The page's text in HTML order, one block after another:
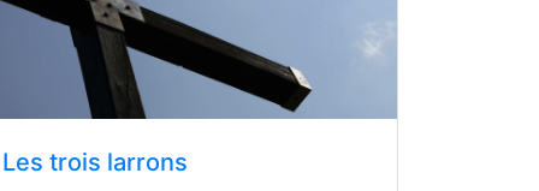
Les trois larrons